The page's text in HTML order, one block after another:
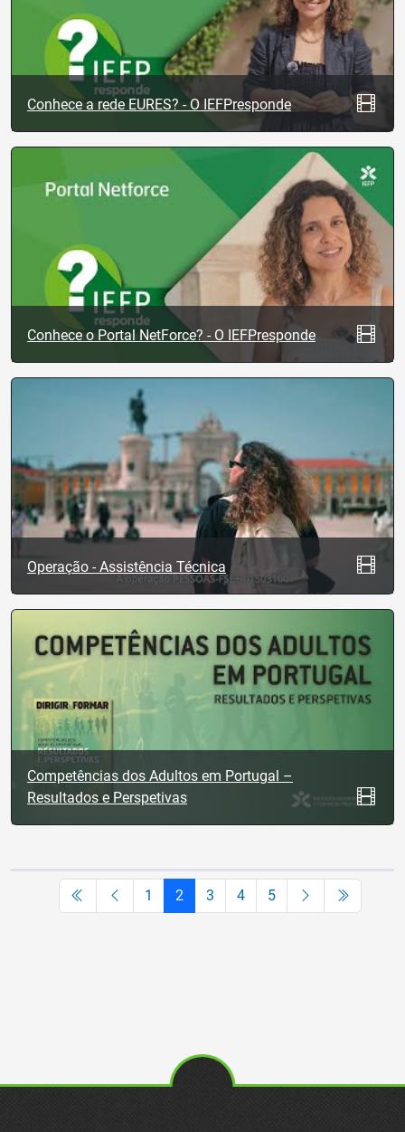
Conhece a rede EURES? - O IEFPresponde
Conhece o Portal NetForce? - O IEFPresponde
Operação - Assistência Técnica
Competências dos Adultos em Portugal –
Resultados e Perspetivas
1 2 3 4 5